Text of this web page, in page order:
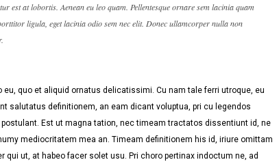
est at lobortis. Aenean eu leo quam. Pellentesque ornare sem lacinia quam
ligula, eget lacinia odio sem nec elit. Donec ullamcorper nulla non
quo et aliquid ornatus delicatissimi. Cu nam tale ferri utroque, eu
salutatus definitionem, an eam dicant voluptua, pri cu legendos
Est ut magna tation, nec timeam tractatos dissentiunt id, ne
mediocritatem mea an. Timeam definitionem his id, iriure omittam
ut, at habeo facer solet usu. Pri choro pertinax indoctum ne, ad